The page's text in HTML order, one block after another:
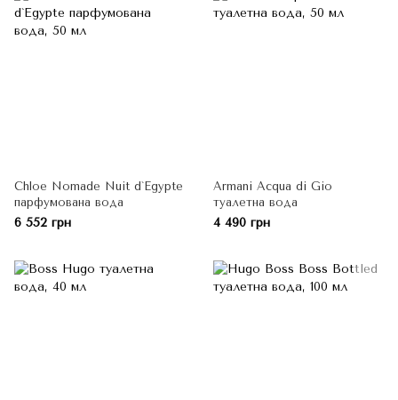
Chloe Nomade Nuit d`Egypte
парфумована вода
6 552 грн
Armani Acqua di Gio
туалетна вода
4 490 грн